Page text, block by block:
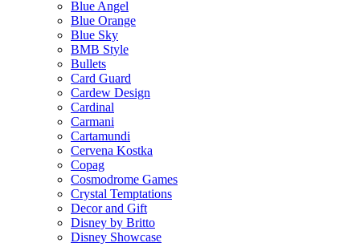
Blue Angel
Blue Orange
Blue Sky
BMB Style
Bullets
Card Guard
Cardew Design
Cardinal
Carmani
Cartamundi
Cervena Kostka
Copag
Cosmodrome Games
Crystal Temptations
Decor and Gift
Disney by Britto
Disney Showcase